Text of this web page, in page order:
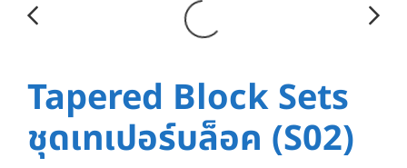
Tapered Block Sets
ชุดเทเปอร์บล็อค (S02)